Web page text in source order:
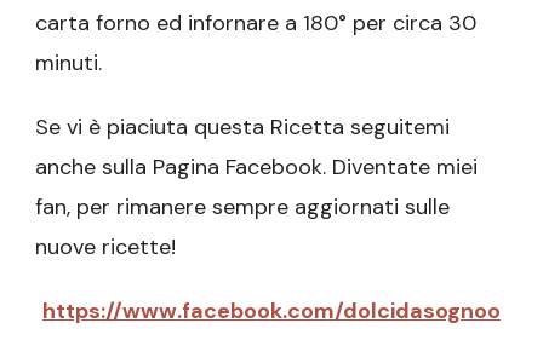
carta forno ed infornare a 180° per circa 30
minuti.
Se vi è piaciuta questa Ricetta seguitemi
anche sulla Pagina Facebook. Diventate miei
fan, per rimanere sempre aggiornati sulle
nuove ricette!
https://www.facebook.com/dolcidasognoo